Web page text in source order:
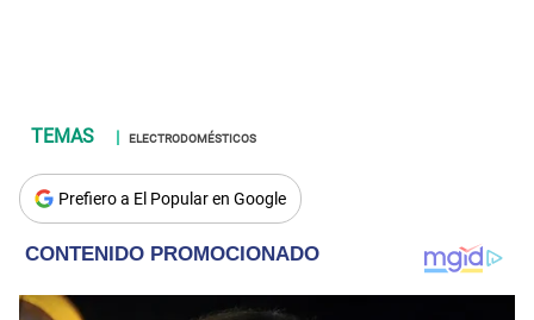
ELECTRODOMÉSTICOS
Prefiero a El Popular en Google